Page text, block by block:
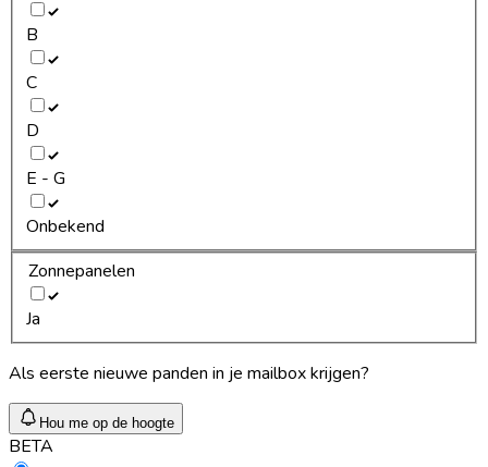
B
C
D
E - G
Onbekend
Zonnepanelen
Ja
Als eerste nieuwe panden in je mailbox krijgen?
Hou me op de hoogte
BETA